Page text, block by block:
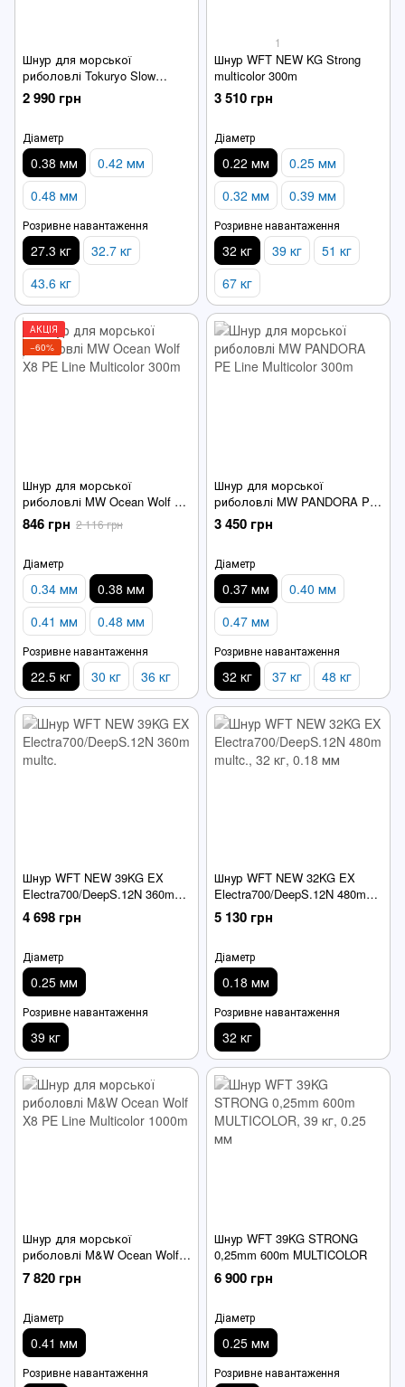
Шнур для морської
риболовлі Tokuryo Slow
Jigging PE x8 600m Multicolor
2 990 грн
Діаметр
0.38 мм
0.42 мм
0.48 мм
Розривне навантаження
27.3 кг
32.7 кг
43.6 кг
1
Шнур WFT NEW KG Strong
multicolor 300m
3 510 грн
Діаметр
0.22 мм
0.25 мм
0.32 мм
0.39 мм
Розривне навантаження
32 кг 39 кг
51 кг
67 кг
АКЦІЯ
−60%
Шнур для морської
риболовлі MW Ocean Wolf X8
PE Line Multicolor 300m
846 грн 2 116 грн
Діаметр
0.34 мм
0.38 мм
0.41 мм
0.48 мм
Розривне навантаження
22.5 кг 30 кг 36 кг
Шнур для морської
риболовлі MW PANDORA PE
Line Multicolor 300m
3 450 грн
Діаметр
0.37 мм
0.40 мм
0.47 мм
Розривне навантаження
32 кг 37 кг 48 кг
Шнур WFT NEW 39KG EX
Electra700/DeepS.12N 360m
multc.
4 698 грн
Діаметр
0.25 мм
Розривне навантаження
39 кг
Шнур WFT NEW 32KG EX
Electra700/DeepS.12N 480m
multc.
5 130 грн
Діаметр
0.18 мм
Розривне навантаження
32 кг
Шнур для морської
риболовлі M&W Ocean Wolf
X8 PE Line Multicolor 1000m
7 820 грн
Діаметр
0.41 мм
Розривне навантаження
Шнур WFT 39KG STRONG
0,25mm 600m MULTICOLOR
6 900 грн
Діаметр
0.25 мм
Розривне навантаження